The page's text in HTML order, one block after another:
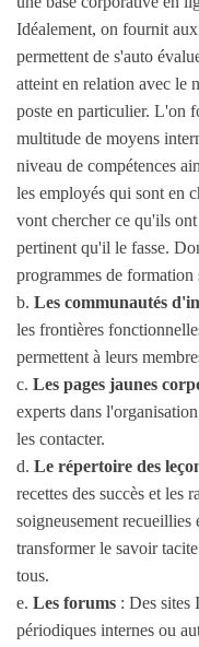
Idéalement, on fournit
permettent de s'auto
atteint en relation avec le
poste en particulier. L'on
multitude de moyens
niveau de compétences
les employés qui sont en
vont chercher ce qu'ils
pertinent qu'il le fasse.
programmes de formation
b. Les communautés
les frontières
permettent à leurs
c. Les pages jaunes
experts dans
les contacter.
d. Le répertoire des
recettes des succès et les
soigneusement recueillies
transformer le savoir
tous.
e. Les forums : Des sites
périodiques internes ou